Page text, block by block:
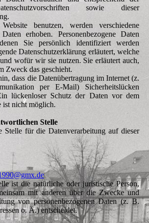
sowie dieser
benutzen, werden verschiedene
Daten erhoben. Personenbezogene Daten
Sie persönlich identifiziert werden
Datenschutzerklärung erläutert, welche
wofür wir sie nutzen. Sie erläutert auch,
Zweck das geschieht.
dass die Datenübertragung im Internet (z.
per E-Mail) Sicherheitslücken
lückenloser Schutz der Daten vor dem
nicht möglich.
Stelle
Stelle für die Datenverarbeitung auf dieser
ist die natürliche oder juristische Person,
mit anderen über die Zwecke und
von personenbezogenen Daten (z. B.
o. Ä.) entscheidet.